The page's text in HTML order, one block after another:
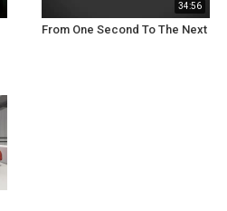
34:56
From One Second To The Next